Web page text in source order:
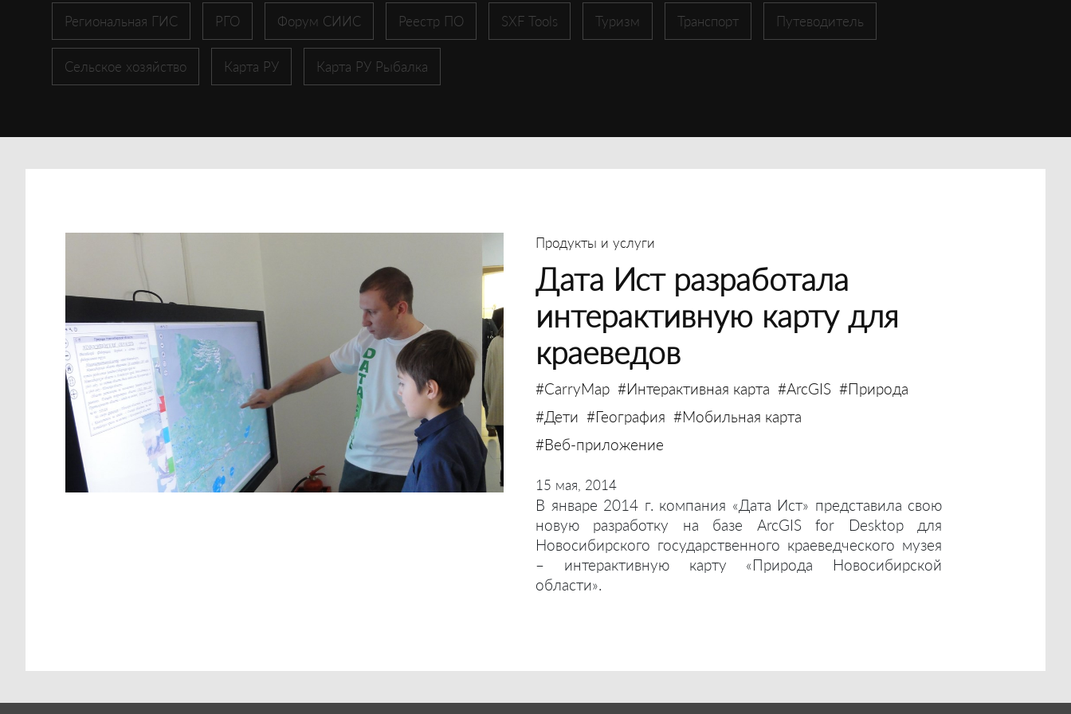
Региональная ГИС РГО Форум СИИС Реестр ПО SXF Tools Туризм Транспорт Путеводитель
Сельское хозяйство Карта РУ Карта РУ Рыбалка
Продукты и услуги
Дата Ист разработала
интерактивную карту для
краеведов
#CarryMap #Интерактивная карта #ArcGIS #Природа
#Дети #География #Мобильная карта
#Веб-приложение
15 мая, 2014
В январе 2014 г. компания «Дата Ист» представила свою
новую разработку на базе ArcGIS for Desktop для
Новосибирского государственного краеведческого музея
– интерактивную карту «Природа Новосибирской
области».